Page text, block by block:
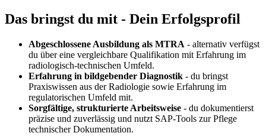
Das bringst du mit - Dein Erfolgsprofil
Abgeschlossene Ausbildung als MTRA - alternativ verfügst
du über eine vergleichbare Qualifikation mit Erfahrung im
radiologisch-technischen Umfeld.
Erfahrung in bildgebender Diagnostik - du bringst
Praxiswissen aus der Radiologie sowie Erfahrung im
regulatorischen Umfeld mit.
Sorgfältige, strukturierte Arbeitsweise - du dokumentierst
präzise und zuverlässig und nutzt SAP-Tools zur Pflege
technischer Dokumentation.